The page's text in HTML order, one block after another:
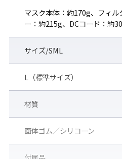
フィットテストについ
LS-880、及びLS-880Hは専用
を用いてフィットテストを行い
(LS-880・LS-880Hに共通で使
トテストが可能です。
LS-880 フィットテスト用
マスク本体：約170g、フィル
ー：約215g、DCコード：約
サイズ/SML
L（標準サイズ）
材質
面体ゴム／シリコーン